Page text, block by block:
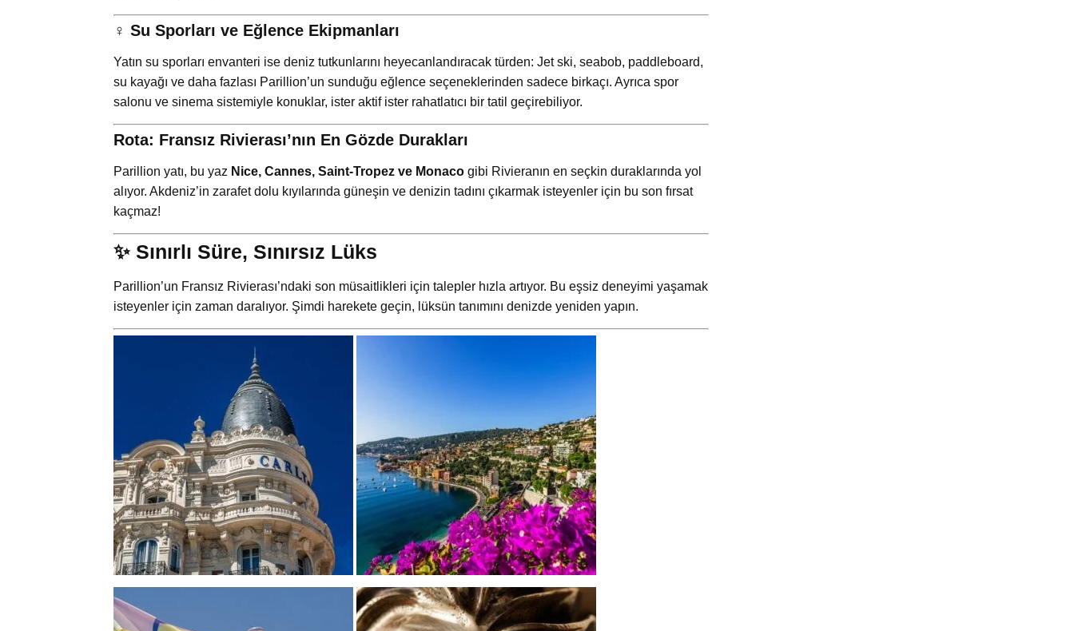
‍♀️ Su Sporları ve Eğlence Ekipmanları
Yatın su sporları envanteri ise deniz tutkunlarını heyecanlandıracak türden: Jet ski, seabob, paddleboard,
su kayağı ve daha fazlası Parillion’un sunduğu eğlence seçeneklerinden sadece birkaçı. Ayrıca spor
salonu ve sinema sistemiyle konuklar, ister aktif ister rahatlatıcı bir tatil geçirebiliyor.
Rota: Fransız Rivierası’nın En Gözde Durakları
Parillion yatı, bu yaz Nice, Cannes, Saint-Tropez ve Monaco gibi Rivieranın en seçkin duraklarında yol
alıyor. Akdeniz’in zarafet dolu kıyılarında güneşin ve denizin tadını çıkarmak isteyenler için bu son fırsat
kaçmaz!
✨ Sınırlı Süre, Sınırsız Lüks
Parillion’un Fransız Rivierası’ndaki son müsaitlikleri için talepler hızla artıyor. Bu eşsiz deneyimi yaşamak
isteyenler için zaman daralıyor. Şimdi harekete geçin, lüksün tanımını denizde yeniden yapın.